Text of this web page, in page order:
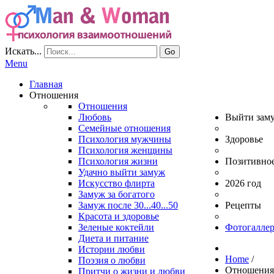
Искать... Go
Menu
Главная
Отношения
Отношения
Любовь
Семейные отношения
Психология мужчины
Психология женщины
Психология жизни
Выйти
Удачно выйти замуж
Искусство флирта
Замуж за богатого
Замуж после 30...40...50
Здоровье
Красота и здоровье
Зеленые коктейли
Диета и питание
Истории любви
Поэзия о любви
Притчи о жизни и любви
2026 год
Рецепты
Home /
Отношения